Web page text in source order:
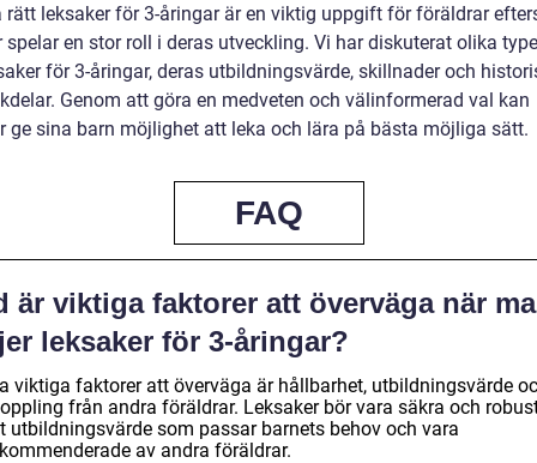
rätt leksaker för 3-åringar är en viktig uppgift för föräldrar
spelar en stor roll i deras utveckling. Vi har diskuterat olika
för 3-åringar, deras utbildningsvärde, skillnader och
Genom att göra en medveten och välinformerad val kan
ge sina barn möjlighet att leka och lära på bästa möjliga sätt.
FAQ
är viktiga faktorer att överväga när
leksaker för 3-åringar?
viktiga faktorer att överväga är hållbarhet, utbildningsvärde
från andra föräldrar. Leksaker bör vara säkra och
utbildningsvärde som passar barnets behov och vara
av andra föräldrar.